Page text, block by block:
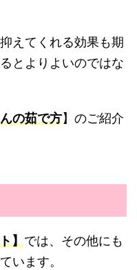
えてくれる効果も期
とよりよいのではな
の茹で方】のご紹介
】では、その他にも
います。